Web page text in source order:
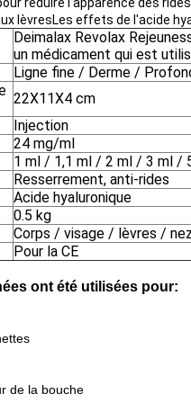
lèvresLes effets de l'acide
Deimalax Revolax
un médicament qui est
Ligne fine / Derme /
22X11X4 cm
Injection
24 mg/ml
1 ml / 1,1 ml / 2 ml / 3 ml /
Resserrement, anti-rides
Acide hyaluronique
0.5 kg
Corps / visage / lèvres /
Pour la CE
ont été utilisées pour:
de la bouche